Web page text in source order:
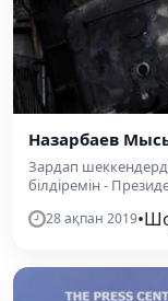
Назарбаев
Зардап
білдіремін -
28 ақпан 2019•